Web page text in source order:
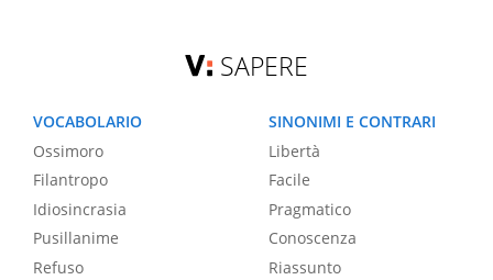
SAPERE
VOCABOLARIO
Ossimoro
Filantropo
Idiosincrasia
Pusillanime
Refuso
SINONIMI E CONTRARI
Libertà
Facile
Pragmatico
Conoscenza
Riassunto